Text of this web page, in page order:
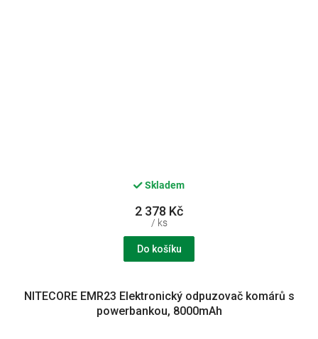
Skladem
2 378 Kč
/ ks
Do košíku
NITECORE EMR23 Elektronický odpuzovač komárů s
powerbankou, 8000mAh